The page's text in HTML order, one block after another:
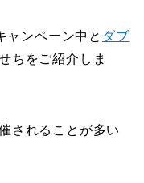
ャンペーン中と ダブ
ちをご紹介しま
されることが多い